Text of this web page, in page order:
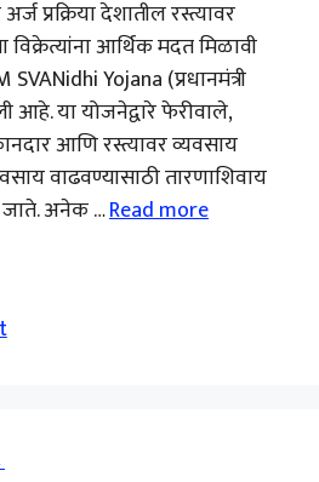
प्रक्रिया देशातील रस्त्यावर
आर्थिक मदत मिळावी
Yojana (प्रधानमंत्री
आहे. या योजनेद्वारे फेरीवाले,
आणि रस्त्यावर व्यवसाय
वाढवण्यासाठी तारणाशिवाय
अनेक …Read more